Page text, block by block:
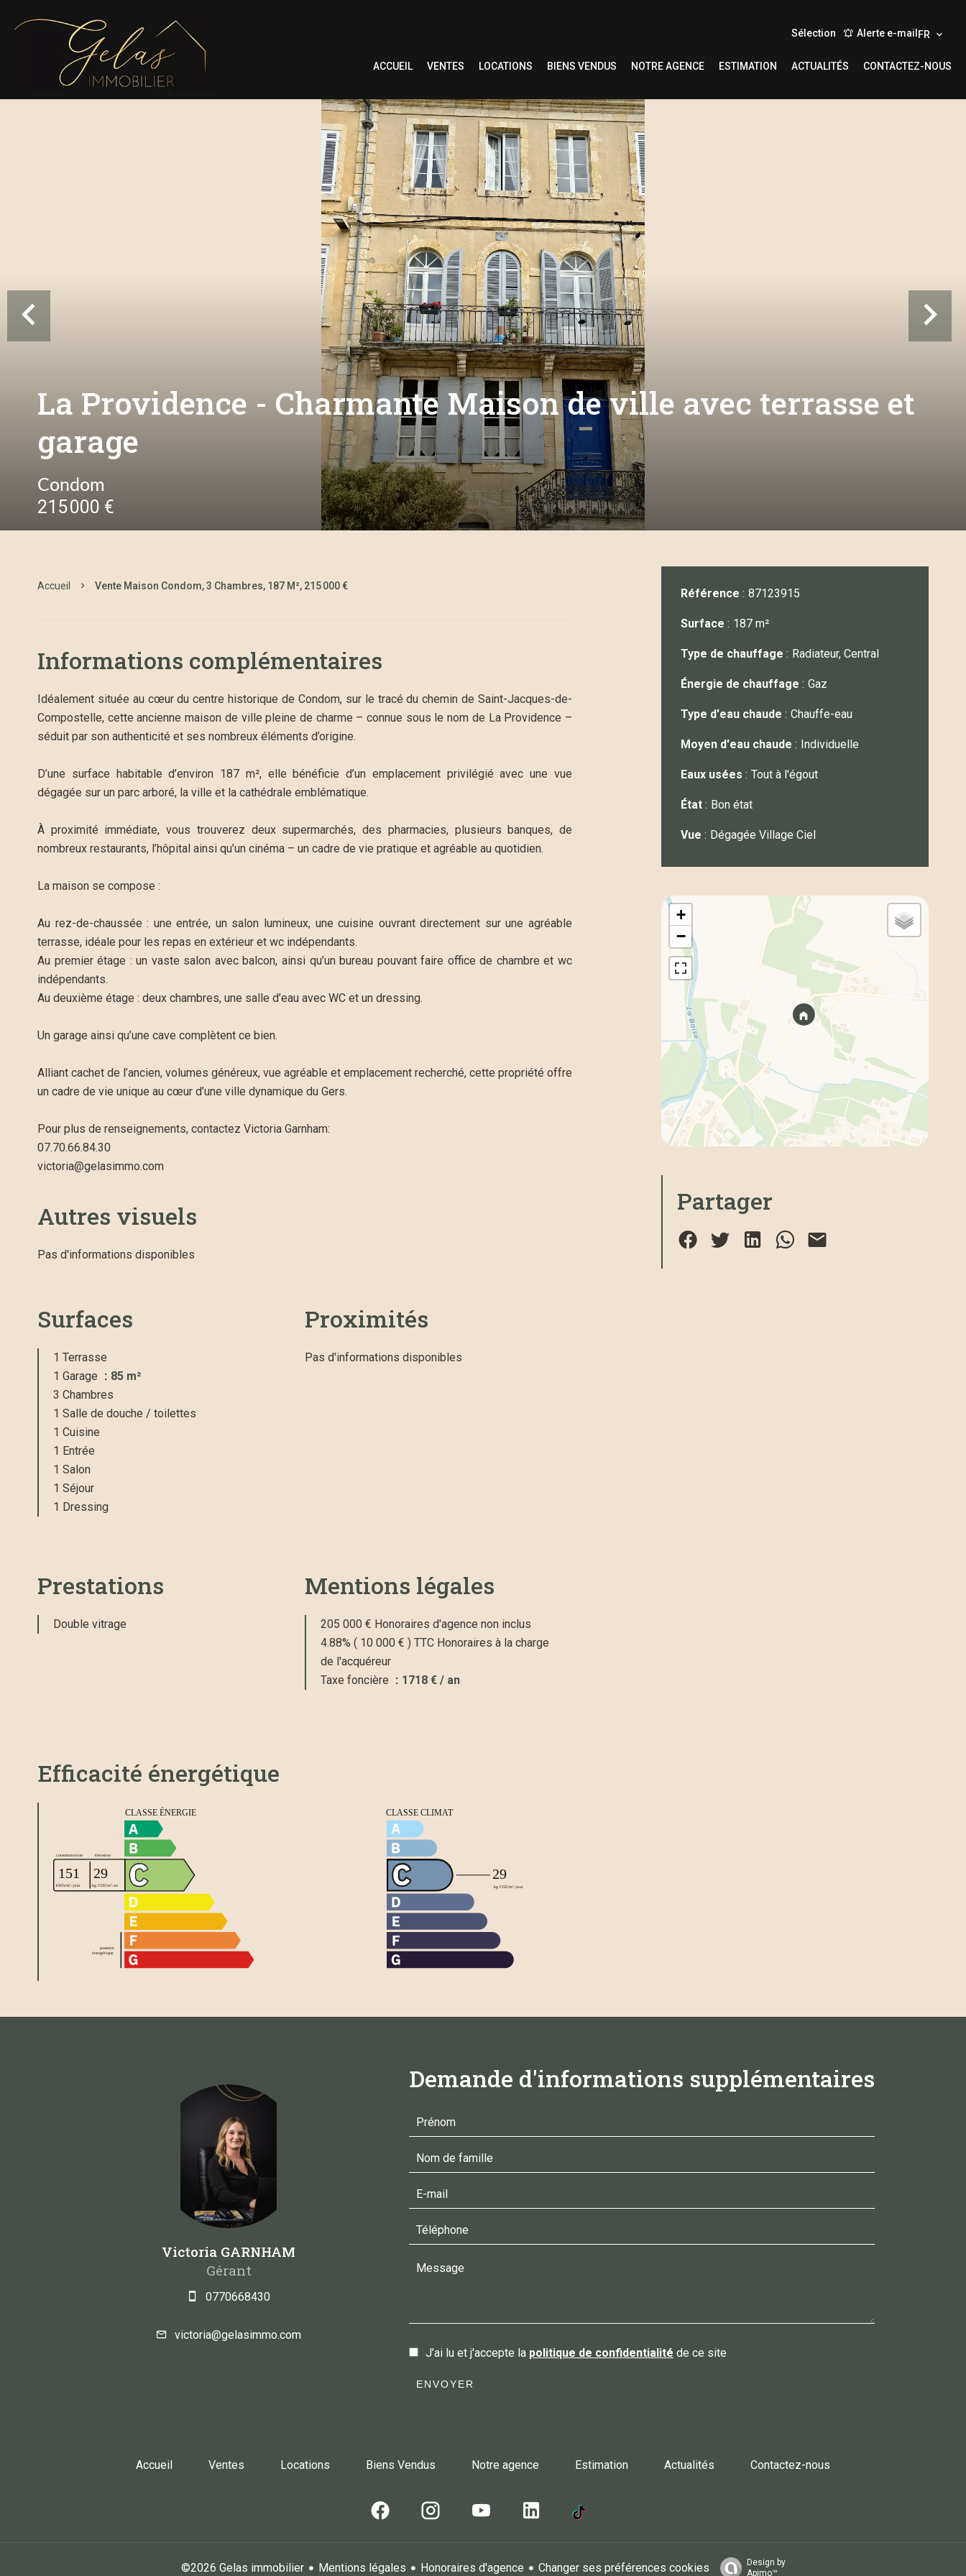
Sélection Alerte e-mail FR
ACCUEIL VENTES LOCATIONS BIENS VENDUS NOTRE AGENCE ESTIMATION ACTUALITÉS CONTACTEZ-NOUS
La Providence - Charmante Maison de ville avec terrasse et
garage
Condom
215 000 €
Accueil Vente Maison Condom, 3 Chambres, 187 M², 215 000 €
Informations complémentaires
Idéalement située au cœur du centre historique de Condom, sur le tracé du chemin de Saint-Jacques-de-
Compostelle, cette ancienne maison de ville pleine de charme – connue sous le nom de La Providence –
séduit par son authenticité et ses nombreux éléments d’origine.
D’une surface habitable d’environ 187 m², elle bénéficie d’un emplacement privilégié avec une vue
dégagée sur un parc arboré, la ville et la cathédrale emblématique.
À proximité immédiate, vous trouverez deux supermarchés, des pharmacies, plusieurs banques, de
nombreux restaurants, l’hôpital ainsi qu’un cinéma – un cadre de vie pratique et agréable au quotidien.
La maison se compose :
Au rez-de-chaussée : une entrée, un salon lumineux, une cuisine ouvrant directement sur une agréable
terrasse, idéale pour les repas en extérieur et wc indépendants.
Au premier étage : un vaste salon avec balcon, ainsi qu’un bureau pouvant faire office de chambre et wc
indépendants.
Au deuxième étage : deux chambres, une salle d’eau avec WC et un dressing.
Un garage ainsi qu’une cave complètent ce bien.
Alliant cachet de l’ancien, volumes généreux, vue agréable et emplacement recherché, cette propriété offre
un cadre de vie unique au cœur d’une ville dynamique du Gers.
Pour plus de renseignements, contactez Victoria Garnham:
07.70.66.84.30
victoria@gelasimmo.com
Autres visuels
Pas d'informations disponibles
Surfaces
1 Terrasse
1 Garage
85 m²
3 Chambres
1 Salle de douche / toilettes
1 Cuisine
1 Entrée
1 Salon
1 Séjour
1 Dressing
Proximités
Pas d'informations disponibles
Prestations
Double vitrage
Mentions légales
205 000 € Honoraires d'agence non inclus
4.88% ( 10 000 € ) TTC Honoraires à la charge
de l'acquéreur
Taxe foncière
1718 € / an
Efficacité énergétique
Référence 87123915
Surface 187 m²
Type de chauffage Radiateur, Central
Énergie de chauffage Gaz
Type d'eau chaude Chauffe-eau
Moyen d'eau chaude Individuelle
Eaux usées Tout à l'égout
État Bon état
Vue Dégagée Village Ciel
+
−
Partager
Victoria GARNHAM
Gérant
0770668430
victoria@gelasimmo.com
Demande d'informations supplémentaires
J’ai lu et j'accepte la politique de confidentialité de ce site
ENVOYER
Accueil Ventes Locations Biens Vendus Notre agence Estimation Actualités Contactez-nous
©2026 Gelas immobilier Mentions légales Honoraires d'agence Changer ses préférences cookies
Design by
Apimo™